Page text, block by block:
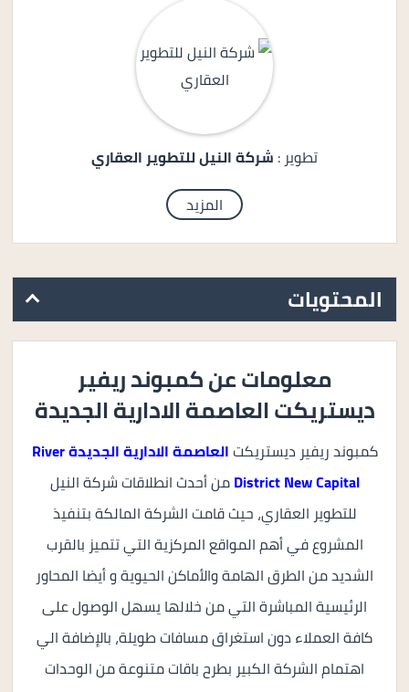
تطوير : شركة النيل للتطوير العقاري
المزيد
المحتويات
معلومات عن كمبوند ريفير
ديستريكت العاصمة الادارية الجديدة
كمبوند ريفير ديستريكتالعاصمة الادارية الجديدةRiver
District New Capitalمن أحدث انطلاقات شركة النيل
للتطوير العقاري، حيث قامت الشركة المالكة بتنفيذ
المشروع في أهم المواقع المركزية التي تتميز بالقرب
الشديد من الطرق الهامة والأماكن الحيوية و أيضا المحاور
الرئيسية المباشرة التي من خلالها يسهل الوصول على
كافة العملاء دون استغراق مسافات طويلة، بالإضافة الي
اهتمام الشركة الكبير بطرح باقات متنوعة من الوحدات